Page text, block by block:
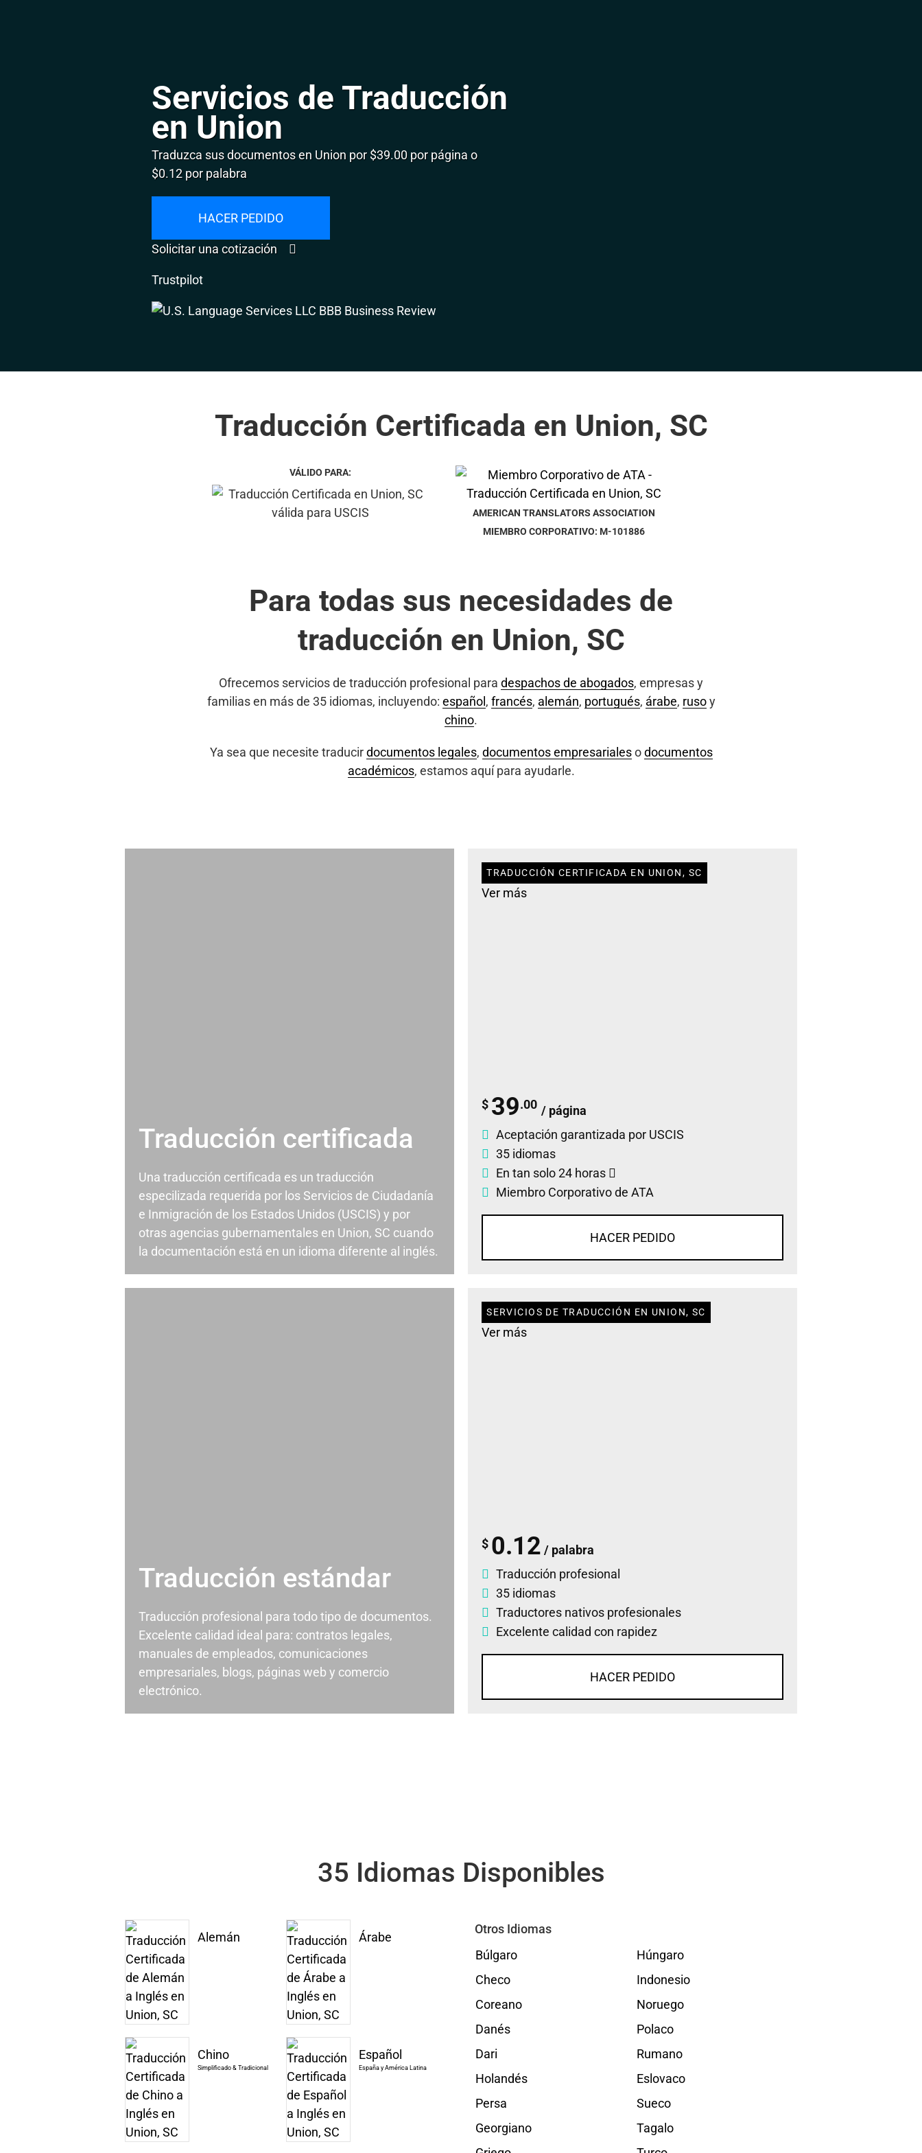
Servicios de Traducción
en Union
Traduzca sus documentos en Union por $39.00 por página o
$0.12 por palabra
HACER PEDIDO
Solicitar una cotización
Trustpilot
Traducción Certificada en Union, SC
VÁLIDO PARA:
AMERICAN TRANSLATORS ASSOCIATION
MIEMBRO CORPORATIVO: M-101886
Para todas sus necesidades de
traducción en Union, SC
Ofrecemos servicios de traducción profesional para despachos de abogados, empresas y
familias en más de 35 idiomas, incluyendo: español , francés, alemán, portugués, árabe, rusoy
chino.
Ya sea que necesite traducirdocumentos legales, documentos empresarialesodocumentos
académicos, estamos aquí para ayudarle.
Traducción certificada
Una traducción certificada es un traducción
especilizada requerida por los Servicios de Ciudadanía
e Inmigración de los Estados Unidos (USCIS) y por
otras agencias gubernamentales en Union, SC cuando
la documentación está en un idioma diferente al inglés.
TRADUCCIÓN CERTIFICADA EN UNION, SC
Ver más
$ 39.00 / página
Aceptación garantizada por USCIS
35 idiomas
En tan solo 24 horas
Miembro Corporativo de ATA
HACER PEDIDO
Traducción estándar
Traducción profesional para todo tipo de documentos.
Excelente calidad ideal para: contratos legales,
manuales de empleados, comunicaciones
empresariales, blogs, páginas web y comercio
electrónico.
SERVICIOS DE TRADUCCIÓN EN UNION, SC
Ver más
$ 0.12 / palabra
Traducción profesional
35 idiomas
Traductores nativos profesionales
Excelente calidad con rapidez
HACER PEDIDO
35 Idiomas Disponibles
Alemán Árabe
Chino
Simplificado & Tradicional
Español
España y América Latina
Otros Idiomas
Búlgaro
Checo
Coreano
Danés
Dari
Holandés
Persa
Georgiano
Húngaro
Indonesio
Noruego
Polaco
Rumano
Eslovaco
Sueco
Tagalo